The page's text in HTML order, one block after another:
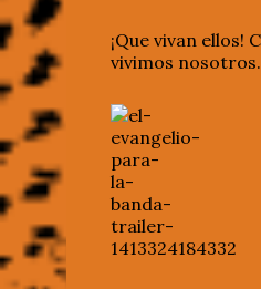
¡Que vivan ellos!
vivimos nosotros.